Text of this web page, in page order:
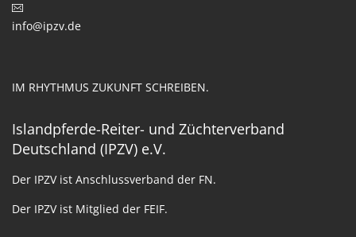
info@ipzv.de
IM RHYTHMUS ZUKUNFT SCHREIBEN.
Islandpferde-Reiter- und Züchterverband
Deutschland (IPZV) e.V.
Der IPZV ist Anschlussverband der FN.
Der IPZV ist Mitglied der FEIF.